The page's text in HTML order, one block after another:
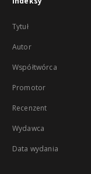
Tytuł
Autor
Współtwórca
Promotor
Recenzent
Wydawca
Data wydania